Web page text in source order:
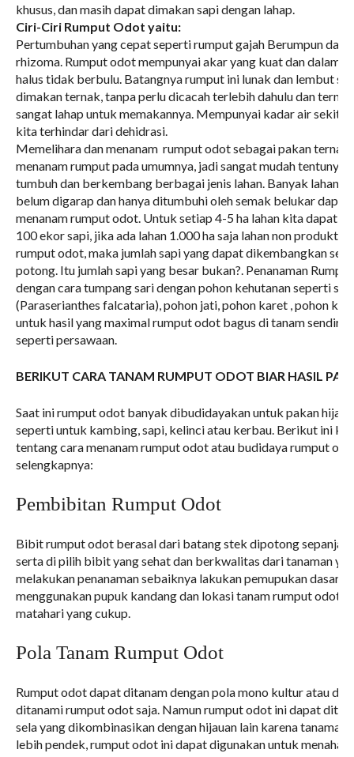
khusus, dan masih dapat dimakan sapi dengan lahap.
Ciri-Ciri Rumput Odot yaitu:
Pertumbuhan yang cepat seperti rumput gajah Berumpun dan
rhizoma. Rumput odot mempunyai akar yang kuat dan
halus tidak berbulu. Batangnya rumput ini lunak dan lembut
dimakan ternak, tanpa perlu dicacah terlebih dahulu dan
sangat lahap untuk memakannya. Mempunyai kadar air
kita terhindar dari dehidrasi.
Memelihara dan menanam rumput odot sebagai pakan ternak,
menanam rumput pada umumnya, jadi sangat mudah tentunya.
tumbuh dan berkembang berbagai jenis lahan. Banyak lahan
belum digarap dan hanya ditumbuhi oleh semak belukar
menanam rumput odot. Untuk setiap 4-5 ha lahan kita dapat
100 ekor sapi, jika ada lahan 1.000 ha saja lahan non produktif
rumput odot, maka jumlah sapi yang dapat dikembangkan
potong. Itu jumlah sapi yang besar bukan?. Penanaman
dengan cara tumpang sari dengan pohon kehutanan seperti
(Paraserianthes falcataria), pohon jati, pohon karet , pohon
untuk hasil yang maximal rumput odot bagus di tanam sendiri
seperti persawaan.
BERIKUT CARA TANAM RUMPUT ODOT BIAR HASIL
Saat ini rumput odot banyak dibudidayakan untuk pakan
seperti untuk kambing, sapi, kelinci atau kerbau. Berikut ini
tentang cara menanam rumput odot atau budidaya rumput
selengkapnya:
Pembibitan Rumput Odot
Bibit rumput odot berasal dari batang stek dipotong
serta di pilih bibit yang sehat dan berkwalitas dari tanaman
melakukan penanaman sebaiknya lakukan pemupukan dasar
menggunakan pupuk kandang dan lokasi tanam rumput odot
matahari yang cukup.
Pola Tanam Rumput Odot
Rumput odot dapat ditanam dengan pola mono kultur atau
ditanami rumput odot saja. Namun rumput odot ini dapat
sela yang dikombinasikan dengan hijauan lain karena tanaman
lebih pendek, rumput odot ini dapat digunakan untuk menahan